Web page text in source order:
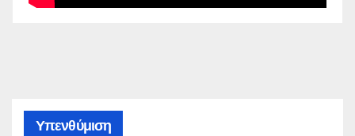
Υπενθύμιση